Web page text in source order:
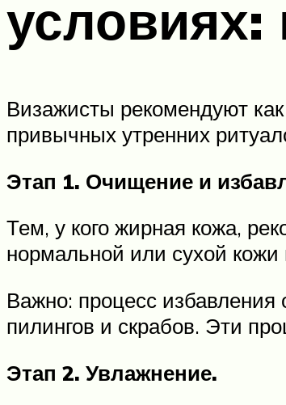
условиях:
Визажисты рекомендуют
привычных утренних
Этап 1. Очищение и
Тем, у кого жирная кожа,
нормальной или сухой
Важно: процесс
пилингов и скрабов. Эти
Этап 2. Увлажнение.